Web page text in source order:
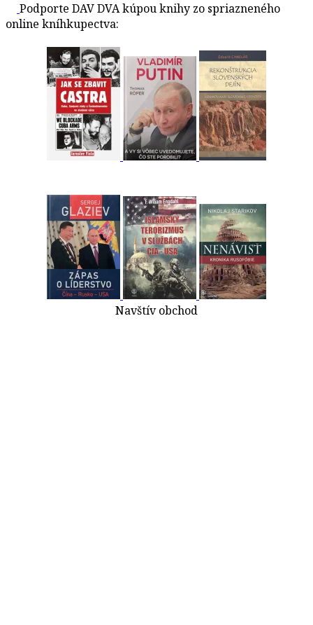
Podporte DAV DVA kúpou knihy zo spriazneného
online kníhkupectva:
Navštív obchod